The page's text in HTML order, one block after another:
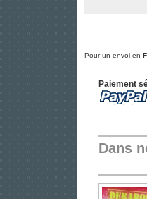
Pour un envoi en
Paiement
Dans